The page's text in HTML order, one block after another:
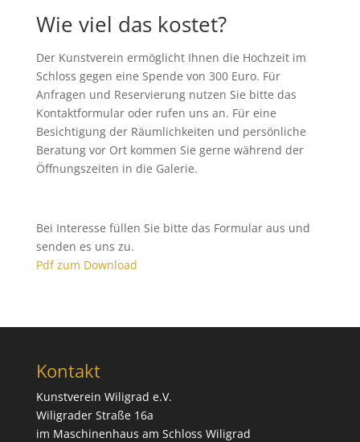
Wie viel das kostet?
Der Kunstverein ermöglicht Ihnen die Hochzeit im
Schloss gegen eine Spende von 300 Euro. Für
Anfragen und Reservierung nutzen Sie bitte das
Kontaktformular oder rufen uns an. Für eine
Besichtigung der Räumlichkeiten und persönliche
Beratung vor Ort kommen Sie gerne während der
Öffnungszeiten in die Galerie.
Bei Interesse füllen Sie bitte das Formular aus und
senden es uns zu.
Pdf zum Download
Kontakt
Kunstverein Wiligrad e.V.
Wiligrader Straße 16a
im Maschinenhaus am Schloss Wiligrad